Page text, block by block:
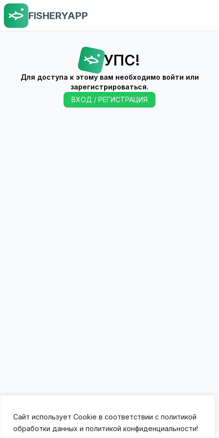
Сайт использует Cookie в соответствии с политикой
обработки данных и политикой конфиденциальности!
FISHERYAPP
УПС!
Для доступа к этому вам необходимо войти или
зарегистрироваться.
ВХОД / РЕГИСТРАЦИЯ